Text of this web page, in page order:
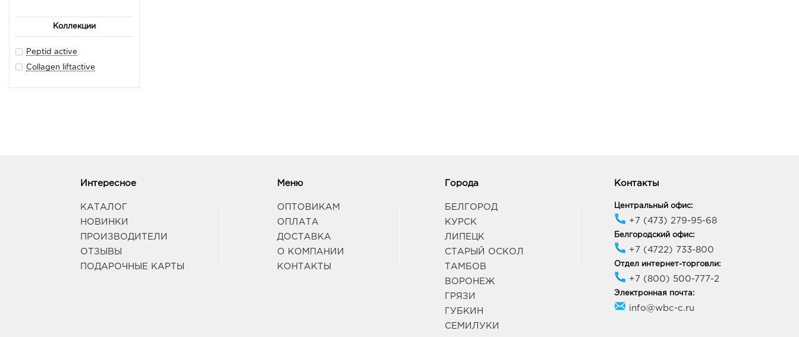
Коллекции
Peptid active
Collagen liftactive
Интересное
КАТАЛОГ
НОВИНКИ
ПРОИЗВОДИТЕЛИ
ОТЗЫВЫ
ПОДАРОЧНЫЕ КАРТЫ
Меню
ОПТОВИКАМ
ОПЛАТА
ДОСТАВКА
О КОМПАНИИ
КОНТАКТЫ
Города
БЕЛГОРОД
КУРСК
ЛИПЕЦК
СТАРЫЙ ОСКОЛ
ТАМБОВ
ВОРОНЕЖ
ГРЯЗИ
ГУБКИН
СЕМИЛУКИ
Контакты
Центральный офис:
+7 (473) 279-95-68
Белгородский офис:
+7 (4722) 733-800
Отдел интернет-торговли:
+7 (800) 500-777-2
Электронная почта:
info@wbc-c.ru